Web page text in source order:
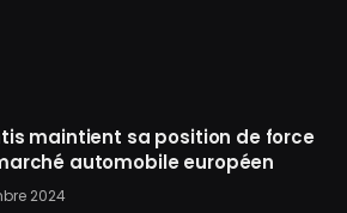
maintient sa position de force
automobile européen
2024